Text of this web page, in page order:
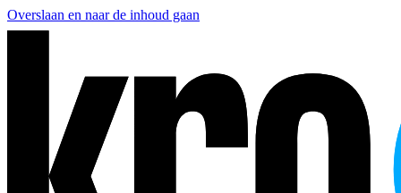
Overslaan en naar de inhoud gaan